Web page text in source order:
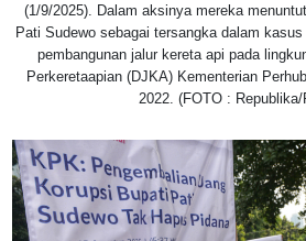
(1/9/2025). Dalam aksinya mereka
Pati Sudewo sebagai tersangka dalam
pembangunan jalur kereta api pada
Perkeretaapian (DJKA) Kementerian
2022. (FOTO : Republika/